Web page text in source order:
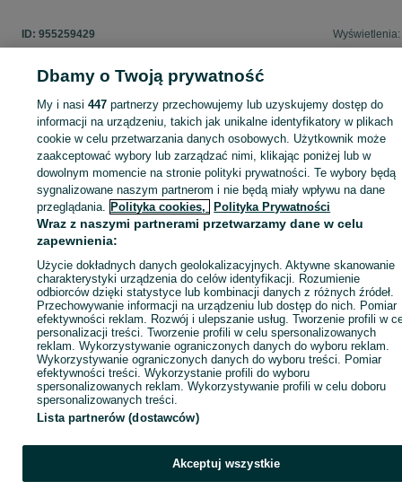
ID: 955259429 Wyświetlenia:
Zaloguj się lub załóż konto na OLX, aby skontaktować się z
sprzedającym
Zaloguj się / Załóż konto
Dbamy o Twoją prywatność
My i nasi447 partnerzy przechowujemy lub uzyskujemy dostęp do
informacji na urządzeniu, takich jak unikalne identyfikatory w plikach
cookie w celu przetwarzania danych osobowych. Użytkownik może
zaakceptować wybory lub zarządzać nimi, klikając poniżej lub w
dowolnym momencie na stronie polityki prywatności. Te wybory będą
sygnalizowane naszym partnerom i nie będą miały wpływu na dane
przeglądania. Polityka cookies, Polityka Prywatności
Wraz z naszymi partnerami przetwarzamy dane w celu
zapewnienia:
Użycie dokładnych danych geolokalizacyjnych. Aktywne skanowanie
charakterystyki urządzenia do celów identyfikacji. Rozumienie
odbiorców dzięki statystyce lub kombinacji danych z różnych źródeł.
Przechowywanie informacji na urządzeniu lub dostęp do nich. Pomiar
efektywności reklam. Rozwój i ulepszanie usług. Tworzenie profili w
personalizacji treści. Tworzenie profili w celu spersonalizowanych
reklam. Wykorzystywanie ograniczonych danych do wyboru reklam.
Wykorzystywanie ograniczonych danych do wyboru treści. Pomiar
efektywności treści. Wykorzystanie profili do wyboru
spersonalizowanych reklam. Wykorzystywanie profili w celu doboru
spersonalizowanych treści.
Lista partnerów (dostawców)
Akceptuj wszystkie